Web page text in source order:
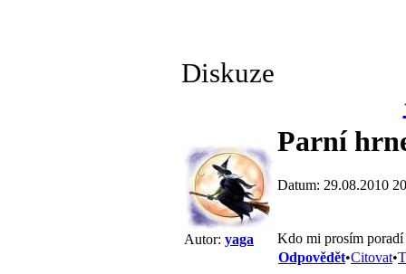
Diskuze
Autor: yaga
Parní
Datum: 29.08.2010
Kdo mi prosím poradí
Odpovědět•Citovat•